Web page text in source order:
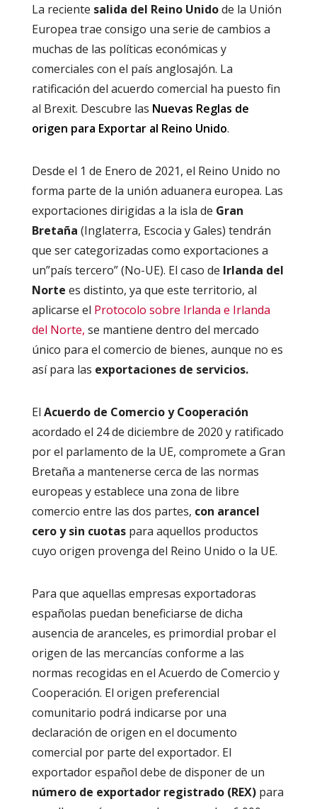
La reciente salida del Reino Unidode la Unión
Europea trae consigo una serie de cambios a
muchas de las políticas económicas y
comerciales con el país anglosajón. La
ratificación del acuerdo comercial ha puesto fin
al Brexit. Descubre las Nuevas Reglas de
origen para Exportar al Reino Unido.
Desde el 1 de Enero de 2021, el Reino Unido no
forma parte de la unión aduanera europea. Las
exportaciones dirigidas a la isla de Gran
Bretaña (Inglaterra, Escocia y Gales) tendrán
que ser categorizadas como exportaciones a
un”país tercero” (No-UE). El caso de Irlanda del
Norte es distinto, ya que este territorio, al
aplicarse el Protocolo sobre Irlanda e Irlanda
del Norte, se mantiene dentro del mercado
único para el comercio de bienes, aunque no es
así para las exportaciones de servicios.
El Acuerdo de Comercio y Cooperación
acordado el 24 de diciembre de 2020 y ratificado
por el parlamento de la UE, compromete a Gran
Bretaña a mantenerse cerca de las normas
europeas y establece una zona de libre
comercio entre las dos partes, con arancel
cero y sin cuotas para aquellos productos
cuyo origen provenga del Reino Unido o la UE.
Para que aquellas empresas exportadoras
españolas puedan beneficiarse de dicha
ausencia de aranceles, es primordial probar el
origen de las mercancías conforme a las
normas recogidas en el Acuerdo de Comercio y
Cooperación. El origen preferencial
comunitario podrá indicarse por una
declaración de origen en el documento
comercial por parte del exportador. El
exportador español debe de disponer de un
número de exportador registrado (REX) para